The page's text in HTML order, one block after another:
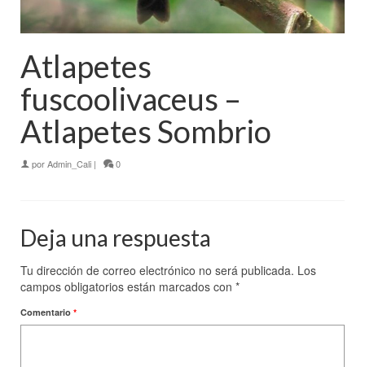
Atlapetes
fuscoolivaceus –
Atlapetes Sombrio
porAdmin_Cali | 0
Deja una respuesta
Tu dirección de correo electrónico no será publicada. Los
campos obligatorios están marcados con *
Comentario *